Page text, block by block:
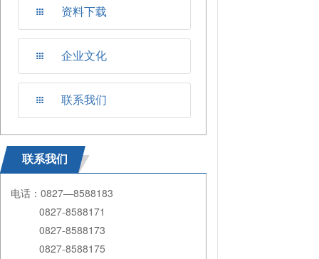
资料下载
企业文化
联系我们
联系我们
电话：0827—8588183
0827-8588171
0827-8588173
0827-8588175